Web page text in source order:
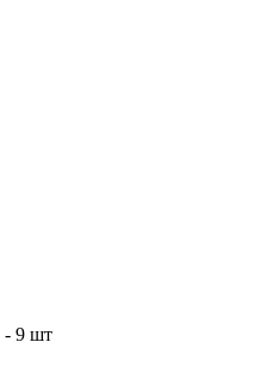
- 9 шт